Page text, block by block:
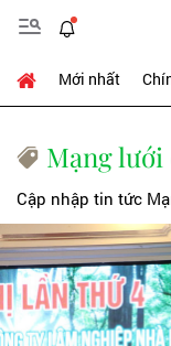
Mới nhất
Mạng lưới
Cập nhập tin tức